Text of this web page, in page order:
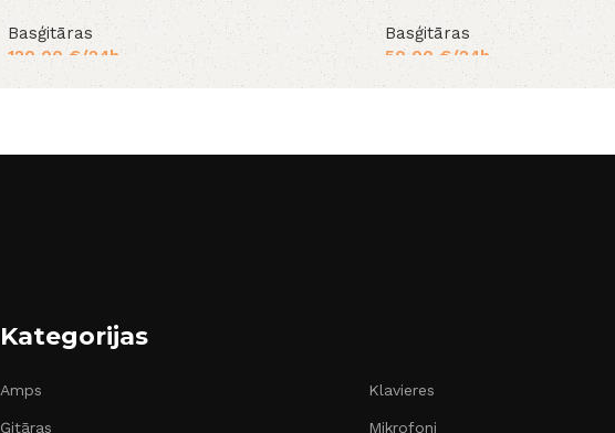
Basģitāras
120,00 € /24h
Basģitāras
50,00 €/24h
Kategorijas
Amps
Ģitāras
Klavieres
Mikrofoni